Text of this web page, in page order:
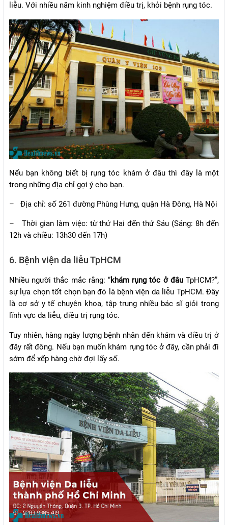
liễu. Với nhiều năm kinh nghiệm điều trị, khỏi bệnh rụng tóc.
Nếu bạn không biết bị rụng tóc khám ở đâu thì đây là một
trong những địa chỉ gợi ý cho bạn.
– Địa chỉ: số 261 đường Phùng Hưng, quận Hà Đông, Hà Nội
–
Thời gian làm việc: từ thứ Hai đến thứ Sáu (Sáng: 8h đến
12h và chiều: 13h30 đến 17h)
6. Bệnh viện da liễu TpHCM
Nhiều người thắc mắc rằng: “khám rụng tóc ở đâuTpHCM?”,
sự lựa chọn tốt chọn bạn đó là bệnh viện da liễu TpHCM. Đây
là cơ sở y tế chuyên khoa, tập trung nhiều bác sĩ giỏi trong
lĩnh vực da liễu, điều trị rụng tóc.
Tuy nhiên, hàng ngày lượng bệnh nhân đến khám và điều trị ở
đây rất đông. Nếu bạn muốn khám rụng tóc ở đây, cần phải đi
sớm để xếp hàng chờ đợi lấy số.